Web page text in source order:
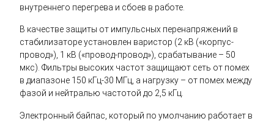
внутреннего перегрева и сбоев в работе.
В качестве защиты от импульсных перенапряжений в
стабилизаторе установлен варистор (2 кВ («корпус-
провод»), 1 кВ («провод-провод»), срабатывание – 50
мкс). Фильтры высоких частот защищают сеть от помех
в диапазоне 150 кГц-30 МГц, а нагрузку – от помех между
фазой и нейтралью частотой до 2,5 кГц.
Электронный байпас, который по умолчанию работает в